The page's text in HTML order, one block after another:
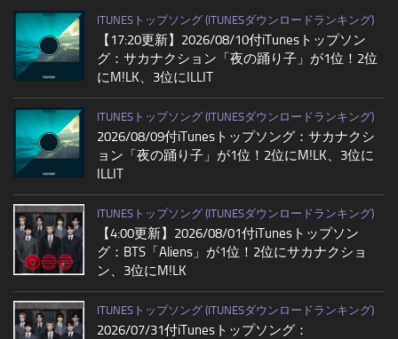
ITUNESトップソング (ITUNESダウンロードランキング)
【17:20更新】2026/08/10付iTunesトップソン
グ：サカナクション「夜の踊り子」が1位！2位
にM!LK、3位にILLIT
ITUNESトップソング (ITUNESダウンロードランキング)
2026/08/09付iTunesトップソング：サカナクシ
ョン「夜の踊り子」が1位！2位にM!LK、3位に
ILLIT
ITUNESトップソング (ITUNESダウンロードランキング)
【4:00更新】2026/08/01付iTunesトップソン
グ：BTS「Aliens」が1位！2位にサカナクショ
ン、3位にM!LK
ITUNESトップソング (ITUNESダウンロードランキング)
2026/07/31付iTunesトップソング：